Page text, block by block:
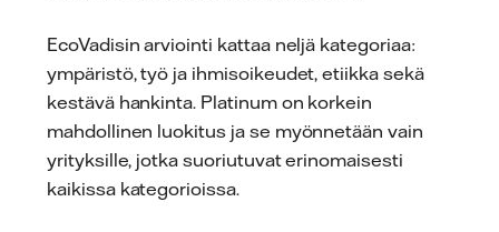
EcoVadisin arviointi kattaa neljä kategoriaa:
ympäristö, työ ja ihmisoikeudet, etiikka sekä
kestävä hankinta. Platinum on korkein
mahdollinen luokitus ja se myönnetään vain
yrityksille, jotka suoriutuvat erinomaisesti
kaikissa kategorioissa.